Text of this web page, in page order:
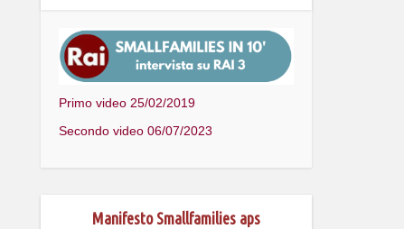
Primo video 25/02/2019
Secondo video 06/07/2023
Manifesto Smallfamilies aps